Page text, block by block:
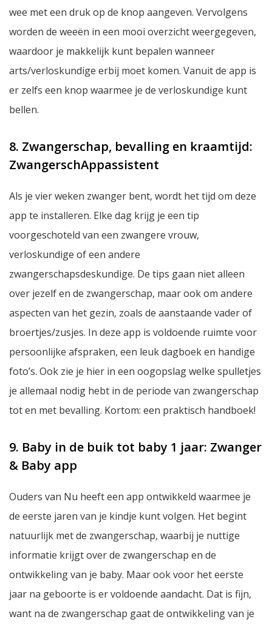
wee met een druk op de knop aangeven. Vervolgens
worden de weeën in een mooi overzicht weergegeven,
waardoor je makkelijk kunt bepalen wanneer
arts/verloskundige erbij moet komen. Vanuit de app is
er zelfs een knop waarmee je de verloskundige kunt
bellen.
8. Zwangerschap, bevalling en kraamtijd:
ZwangerschAppassistent
Als je vier weken zwanger bent, wordt het tijd om deze
app te installeren. Elke dag krijg je een tip
voorgeschoteld van een zwangere vrouw,
verloskundige of een andere
zwangerschapsdeskundige. De tips gaan niet alleen
over jezelf en de zwangerschap, maar ook om andere
aspecten van het gezin, zoals de aanstaande vader of
broertjes/zusjes. In deze app is voldoende ruimte voor
persoonlijke afspraken, een leuk dagboek en handige
foto’s. Ook zie je hier in een oogopslag welke spulletjes
je allemaal nodig hebt in de periode van zwangerschap
tot en met bevalling. Kortom: een praktisch handboek!
9. Baby in de buik tot baby 1 jaar: Zwanger
& Baby app
Ouders van Nu heeft een app ontwikkeld waarmee je
de eerste jaren van je kindje kunt volgen. Het begint
natuurlijk met de zwangerschap, waarbij je nuttige
informatie krijgt over de zwangerschap en de
ontwikkeling van je baby. Maar ook voor het eerste
jaar na geboorte is er voldoende aandacht. Dat is fijn,
want na de zwangerschap gaat de ontwikkeling van je